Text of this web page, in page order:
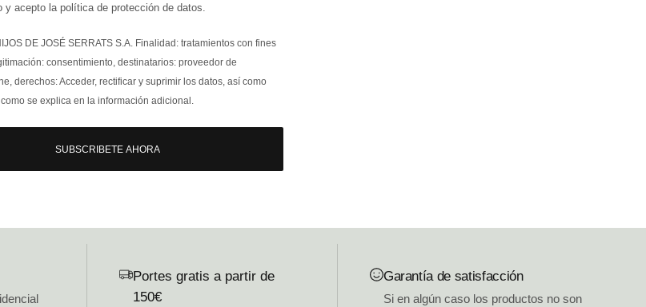
y acepto la política de protección de datos.
DE JOSÉ SERRATS S.A. Finalidad: tratamientos con fines
consentimiento, destinatarios: proveedor de
derechos: Acceder, rectificar y suprimir los datos, así como
se explica en la información adicional.
SUBSCRIBETE AHORA
Portes gratis a partir de
150€
Garantía de satisfacción
Si en algún caso los productos no son